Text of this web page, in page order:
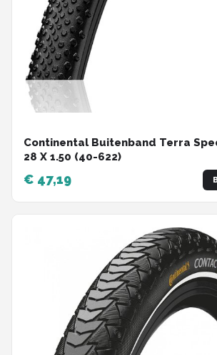
Continental Buitenband Terra
28 X 1.50 (40-622)
€ 47,19